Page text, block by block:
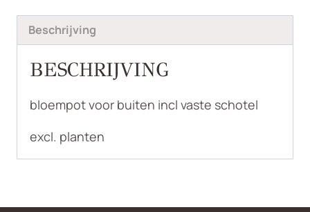
Beschrijving
BESCHRIJVING
bloempot voor buiten incl vaste schotel
excl. planten